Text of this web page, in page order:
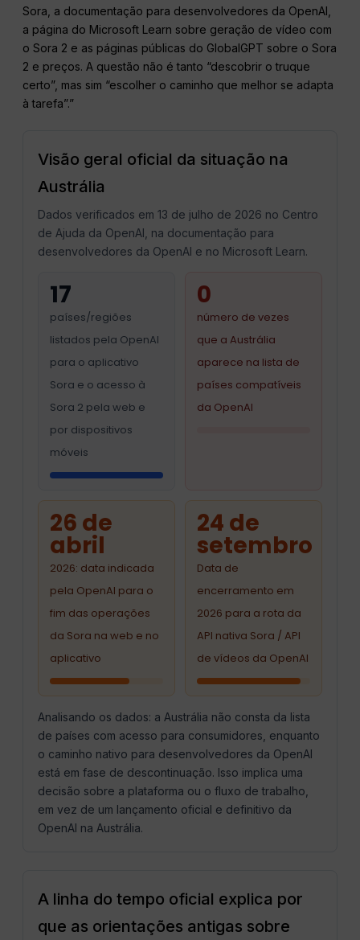
Sora, a documentação para desenvolvedores da OpenAI,
a página do Microsoft Learn sobre geração de vídeo com
o Sora 2 e as páginas públicas do GlobalGPT sobre o Sora
2 e preços. A questão não é tanto “descobrir o truque
certo”, mas sim “escolher o caminho que melhor se adapta
à tarefa”.”
Visão geral oficial da situação na
Austrália
Dados verificados em 13 de julho de 2026 no Centro
de Ajuda da OpenAI, na documentação para
desenvolvedores da OpenAI e no Microsoft Learn.
17
países/regiões
listados pela OpenAI
para o aplicativo
Sora e o acesso à
Sora 2 pela web e
por dispositivos
móveis
0
número de vezes
que a Austrália
aparece na lista de
países compatíveis
da OpenAI
26 de
abril
2026: data indicada
pela OpenAI para o
fim das operações
da Sora na web e no
aplicativo
24 de
setembro
Data de
encerramento em
2026 para a rota da
API nativa Sora / API
de vídeos da OpenAI
Analisando os dados: a Austrália não consta da lista
de países com acesso para consumidores, enquanto
o caminho nativo para desenvolvedores da OpenAI
está em fase de descontinuação. Isso implica uma
decisão sobre a plataforma ou o fluxo de trabalho,
em vez de um lançamento oficial e definitivo da
OpenAI na Austrália.
A linha do tempo oficial explica por
que as orientações antigas sobre